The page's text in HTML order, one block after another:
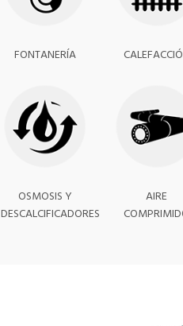
FONTANERÍA
OSMOSIS Y
DESCALCIFICADORES
AIRE